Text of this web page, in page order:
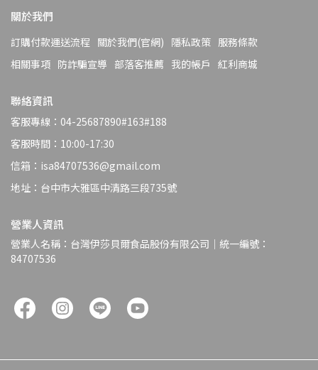
關於我們
訂購付款運送流程 關於我們(官網) 隱私政策 服務條款
相關事項 防詐騙宣導 部落客推薦 我的帳戶 紅利商城
聯絡資訊
客服專線：04-25687890#163#188
客服時間：10:00-17:30
信箱：isa84707536@gmail.com
地址：台中市大雅區中清路三段735號
營業人資訊
營業人名稱：台灣伊莎貝爾食品股份有限公司｜統一編號：
84707536